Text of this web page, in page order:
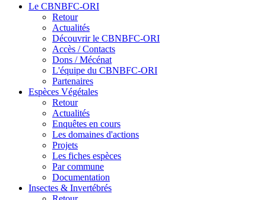
Le CBNBFC-ORI
Retour
Actualités
Découvrir le CBNBFC-ORI
Accès / Contacts
Dons / Mécénat
L'équipe du CBNBFC-ORI
Partenaires
Espèces Végétales
Retour
Actualités
Enquêtes en cours
Les domaines d'actions
Projets
Les fiches espèces
Par commune
Documentation
Insectes & Invertébrés